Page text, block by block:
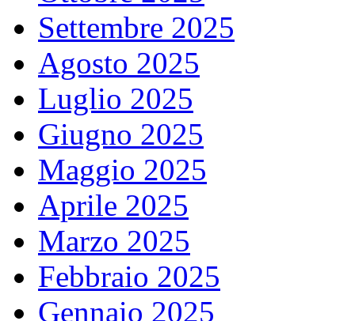
Settembre 2025
Agosto 2025
Luglio 2025
Giugno 2025
Maggio 2025
Aprile 2025
Marzo 2025
Febbraio 2025
Gennaio 2025